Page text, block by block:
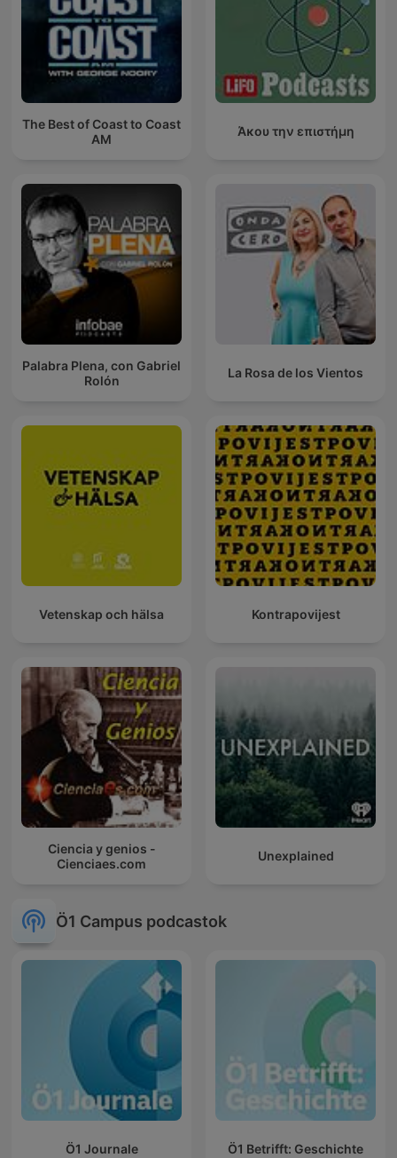
The Best of Coast to Coast
AM
Άκου την επιστήμη
Palabra Plena, con Gabriel
Rolón
La Rosa de los Vientos
Vetenskap och hälsa Kontrapovijest
Ciencia y genios -
Cienciaes.com
Unexplained
Ö1 Campus podcastok
Ö1 Journale Ö1 Betrifft: Geschichte